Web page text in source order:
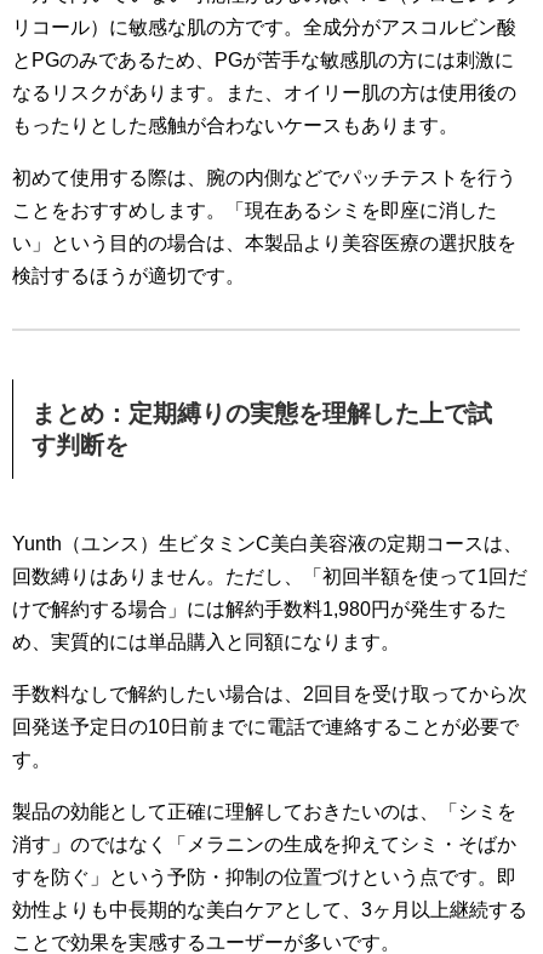
リコール）に敏感な肌の方です。全成分がアスコルビン酸
とPGのみであるため、PGが苦手な敏感肌の方には刺激に
なるリスクがあります。また、オイリー肌の方は使用後の
もったりとした感触が合わないケースもあります。
初めて使用する際は、腕の内側などでパッチテストを行う
ことをおすすめします。「現在あるシミを即座に消した
い」という目的の場合は、本製品より美容医療の選択肢を
検討するほうが適切です。
まとめ：定期縛りの実態を理解した上で試
す判断を
Yunth（ユンス）生ビタミンC美白美容液の定期コースは、
回数縛りはありません。ただし、「初回半額を使って1回だ
けで解約する場合」には解約手数料1,980円が発生するた
め、実質的には単品購入と同額になります。
手数料なしで解約したい場合は、2回目を受け取ってから次
回発送予定日の10日前までに電話で連絡することが必要で
す。
製品の効能として正確に理解しておきたいのは、「シミを
消す」のではなく「メラニンの生成を抑えてシミ・そばか
すを防ぐ」という予防・抑制の位置づけという点です。即
効性よりも中長期的な美白ケアとして、3ヶ月以上継続する
ことで効果を実感するユーザーが多いです。